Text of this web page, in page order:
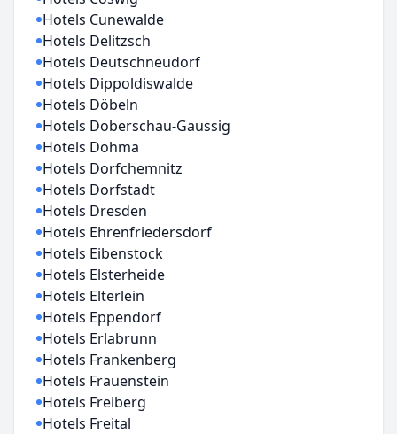
Hotels Cunewalde
Hotels Delitzsch
Hotels Deutschneudorf
Hotels Dippoldiswalde
Hotels Döbeln
Hotels Doberschau-Gaussig
Hotels Dohma
Hotels Dorfchemnitz
Hotels Dorfstadt
Hotels Dresden
Hotels Ehrenfriedersdorf
Hotels Eibenstock
Hotels Elsterheide
Hotels Elterlein
Hotels Eppendorf
Hotels Erlabrunn
Hotels Frankenberg
Hotels Frauenstein
Hotels Freiberg
Hotels Freital